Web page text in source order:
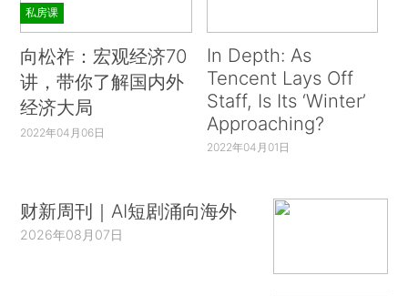
私房课
向松祚：宏观经济70
讲，带你了解国内外
经济大局
2022年04月06日
In Depth: As
Tencent Lays Off
Staff, Is Its ‘Winter’
Approaching?
2022年04月01日
财新周刊｜AI短剧涌向海外
2026年08月07日